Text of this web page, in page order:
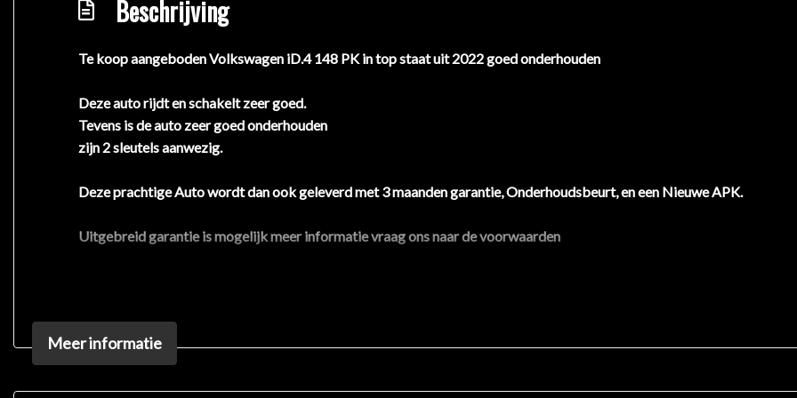
Beschrijving
Te koop aangeboden Volkswagen iD.4 148 PK in top staat uit 2022 goed onderhouden
Deze auto rijdt en schakelt zeer goed.
Tevens is de auto zeer goed onderhouden
zijn 2 sleutels aanwezig.
Deze prachtige Auto wordt dan ook geleverd met 3 maanden garantie, Onderhoudsbeurt, en een Nieuwe APK.
Uitgebreid garantie is mogelijk meer informatie vraag ons naar de voorwaarden
Heeft u een inruilauto?
Alle inruil is mogelijk!
Stuur uw inruilverzoek via marktplaats WhatsApp website,
Bel voor meer informatie, een proefrit of een afspraak
Meer informatie